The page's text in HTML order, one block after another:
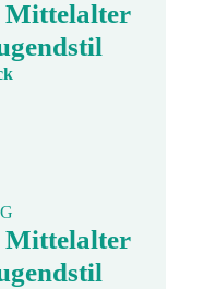
Mittelalter
Mittelalter